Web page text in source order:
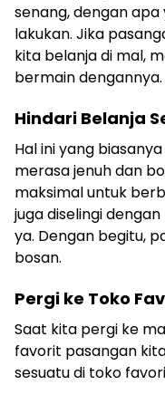
senang, dengan
lakukan. Jika
kita belanja di mal,
bermain dengannya.
Hindari Belanja
Hal ini yang
merasa jenuh dan
maksimal untuk
juga diselingi
ya. Dengan begitu,
bosan.
Pergi ke Toko
Saat kita pergi ke
favorit pasangan
sesuatu di toko